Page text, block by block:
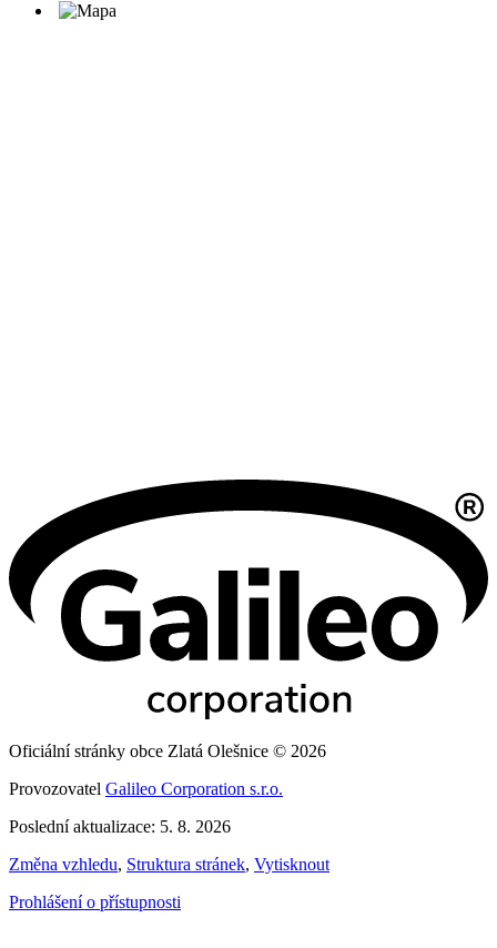
Oficiální stránky obce Zlatá Olešnice © 2026
Provozovatel Galileo Corporation s.r.o.
Poslední aktualizace: 5. 8. 2026
Změna vzhledu, Struktura stránek, Vytisknout
Prohlášení o přístupnosti